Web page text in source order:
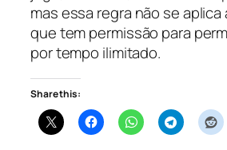
mas essa regra não se
que tem permissão para
por tempo ilimitado.
Share this: